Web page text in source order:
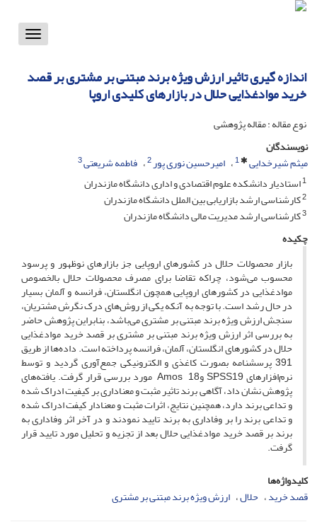
Toggle
اندازه گیری تاثیر ارزش ویژه برند مبتنی بر مشتری بر قصد
خرید موادغذایی حلال در بازارهای کلیدی اروپا
نوع مقاله : مقاله پژوهشی
نویسندگان
میثم شیرخدایی
1 امیرحسین نوری پور2 فاطمه شریعتی3
1استادیار دانشکده علوم اقتصادی‌ و‌ اداری دانشگاه مازندران
2کارشناسی ارشد بازاریابی بین الملل دانشگاه مازندران
3کارشناسی ارشد مدیریت مالی دانشگاه مازندران
چکیده
بازار محصولات حلال در کشورهای اروپایی جز بازارهای نوظهور و پرسود
محسوب می‌شود، چراکه تقاضا برای مصرف محصولات حلال بالخصوص
موادغذایی در کشورهای اروپایی همچون انگلستان، فرانسه و آلمان بسیار
در حال رشد است. با توجه به آنکه یکی از روش‌های درک نگرش مشتریان،
سنجش ارزش ویژه برند مبتنی بر مشتری می‌باشد، بنابراین پژوهش حاضر
به بررسی اثر ارزش ویژه برند مبتنی بر مشتری بر قصد خرید موادغذایی
حلال در کشورهای انگلستان، آلمان، فرانسه پرداخته است. داده‌ها از طریق
391 پرسشنامه بصورت کاغذی و الکترونیکی جمع‌آوری گردید و توسط
نرم‌افزارهای SPSS19 و18 Amos مورد بررسی قرار گرفت. یافته‌های
پژوهش نشان داد، آگاهی برند تاثیر مثبت و معناداری بر کیفیت ادراک شده
و تداعی برند دارد، همچنین نتایج، اثرات مثبت و معنادار کیفت ادراک شده
و تداعی برند را بر وفاداری به برند تایید نمودند و در آخر اثر وفاداری به
برند بر قصد خرید موادغذایی حلال بعد از تجزیه و تحلیل مورد تایید قرار
گرفت.
کلیدواژه‌ها
قصد خرید حلال ارزش ویژه برند مبتنی بر مشتری